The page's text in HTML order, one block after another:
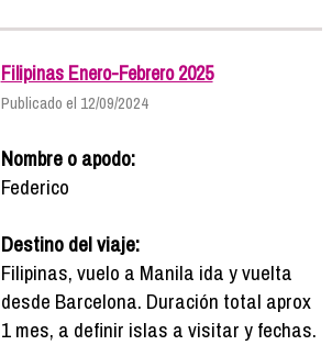
Filipinas Enero-Febrero 2025
Publicado el 12/09/2024
Nombre o apodo:
Federico
Destino del viaje:
Filipinas, vuelo a Manila ida y vuelta
desde Barcelona. Duración total aprox
1 mes, a definir islas a visitar y fechas.